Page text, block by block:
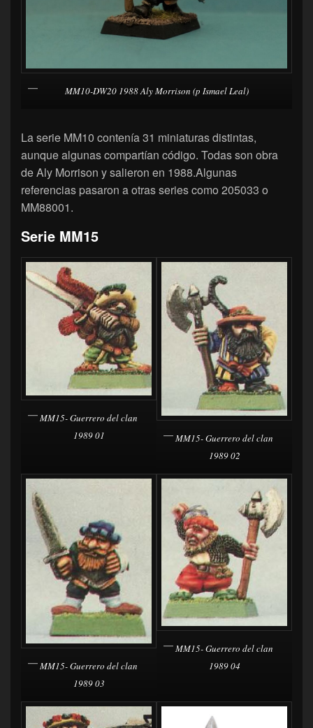
MM10-DW20 1988 Aly Morrison (p Ismael Leal)
La serie MM10 contenía 31 miniaturas distintas,
aunque algunas compartían código. Todas son obra
de Aly Morrison y salieron en 1988.Algunas
referencias pasaron a otras series como 205033 o
MM88001.
Serie MM15
MM15- Guerrero del clan
1989 01
MM15- Guerrero del clan
1989 02
MM15- Guerrero del clan
1989 03
MM15- Guerrero del clan
1989 04